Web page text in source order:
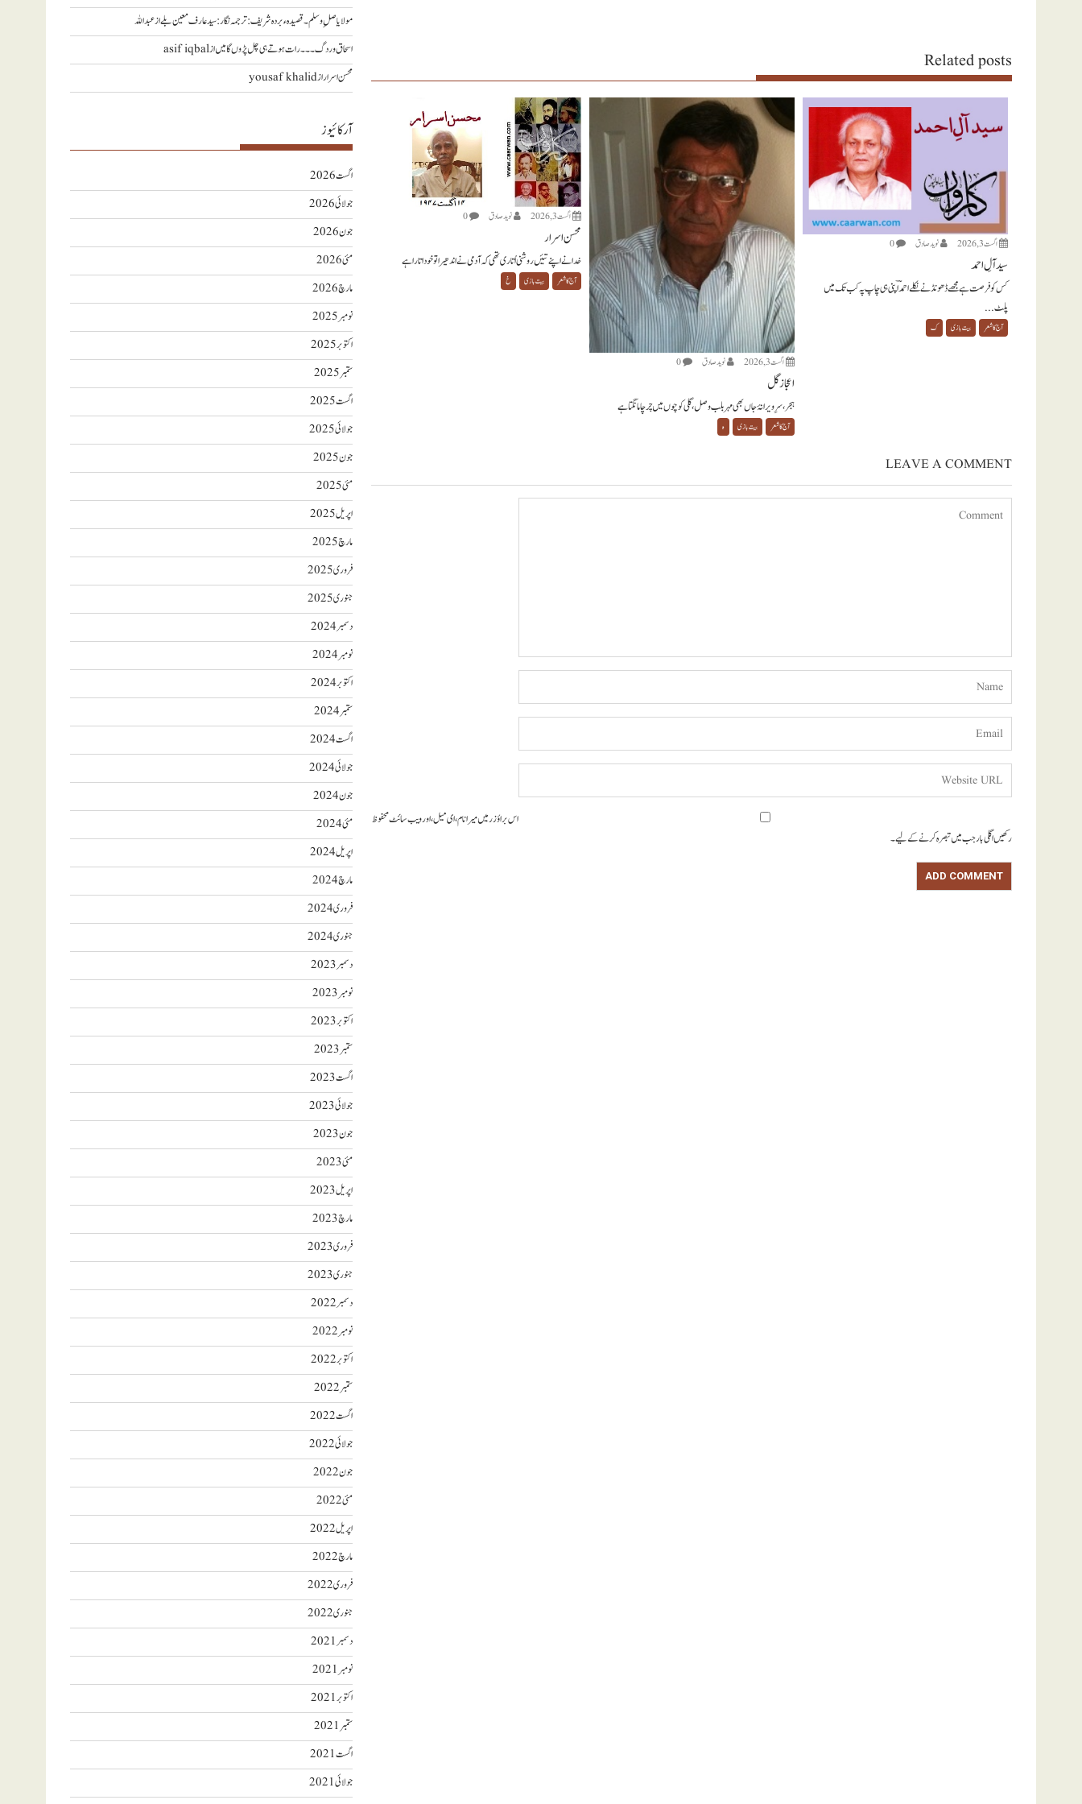
Related posts
اگست 3, 2026 نويد صادق 0
سید آلِ احمد
کس کو فرصت ہے مجھے ڈھونڈنے نکلے احمدؔ اپنی ہی چاپ پہ کب تک میں
پلٹ...
آج کا شعر بیت بازی ک
اگست 3, 2026 نويد صادق 0
اعجاز گل
ہجر، سرِ ویرانۂ جاں بھی مہر بلب وصل، گلی کوچوں میں چرچا مانگتا ہے
آج کا شعر بیت بازی ہ
اگست 3, 2026 نويد صادق 0
محسن اسرار
خدا نے اپنے تئیں روشنی اُتاری تھی کہ آدمی نے اندھیرا تو خود اتارا ہے
آج کا شعر بیت بازی خ
LEAVE A COMMENT
اس براؤزر میں میرا نام، ای میل، اور ویب سائٹ محفوظ
رکھیں اگلی بار جب میں تبصرہ کرنے کےلیے۔
مولا یا صلِ وسلم ۔قصیدہ ء بردہ شریف: ترجمہ نگار : سید عارف معین بلےازعبداللہ
اسحاق وردگ ۔۔۔ رات ہوتے ہی چل پڑوں گا میںازasif iqbal
محسن اسرارازyousaf khalid
آرکائیوز
اگست 2026
جولائی 2026
جون 2026
مئی 2026
مارچ 2026
نومبر 2025
اکتوبر 2025
ستمبر 2025
اگست 2025
جولائی 2025
جون 2025
مئی 2025
اپریل 2025
مارچ 2025
فروری 2025
جنوری 2025
دسمبر 2024
نومبر 2024
اکتوبر 2024
ستمبر 2024
اگست 2024
جولائی 2024
جون 2024
مئی 2024
اپریل 2024
مارچ 2024
فروری 2024
جنوری 2024
دسمبر 2023
نومبر 2023
اکتوبر 2023
ستمبر 2023
اگست 2023
جولائی 2023
جون 2023
مئی 2023
اپریل 2023
مارچ 2023
فروری 2023
جنوری 2023
دسمبر 2022
نومبر 2022
اکتوبر 2022
ستمبر 2022
اگست 2022
جولائی 2022
جون 2022
مئی 2022
اپریل 2022
مارچ 2022
فروری 2022
جنوری 2022
دسمبر 2021
نومبر 2021
اکتوبر 2021
ستمبر 2021
اگست 2021
جولائی 2021